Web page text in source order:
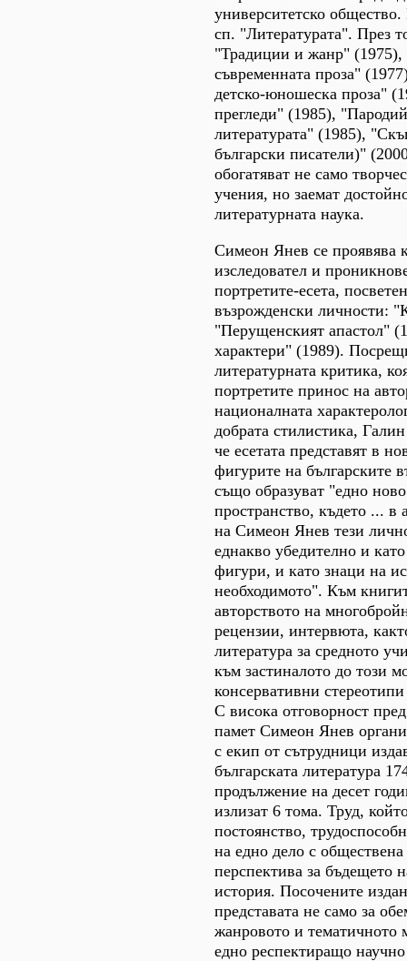
университетско общество.
сп. "Литературата". През
"Традиции и жанр"
съвременната проза"
детско-юношеска проза"
прегледи" (1985),
литературата" (1985),
български писатели)"
обогатяват не само
учения, но заемат
литературната наука.
Симеон Янев се проявява
изследовател и
портретите-есета,
възрожденски личности:
"Перущенският апастол"
характери" (1989).
литературната критика,
портретите принос на
националната
добрата стилистика,
че есетата представят в
фигурите на българските
също образуват "едно
пространство, където ... в
на Симеон Янев тези
еднакво убедително и
фигури, и като знаци на
необходимото". Към
авторството на
рецензии, интервюта,
литература за средното
към застиналото до този
консервативни
С висока отговорност
памет Симеон Янев
с екип от сътрудници
българската литература
продължение на десет
излизат 6 тома. Труд,
постоянство,
на едно дело с
перспектива за бъдещето
история. Посочените
представата не само за
жанровото и тематичното
едно респектиращо